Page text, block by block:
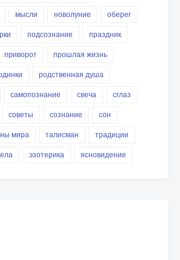
мысли новолуние
оберег
подсознание
праздник
приворот
прошлая жизнь
родственная душа
самопознание свеча
сглаз
советы сознание
сон
мира талисман
традиции
эзотерика ясновидение